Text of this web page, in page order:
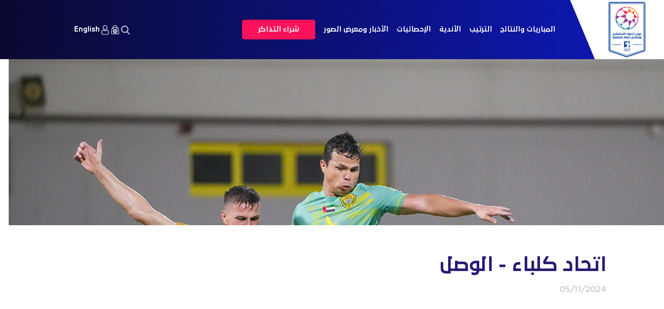
المباريات والنتائج الترتيب الأندية الإحصائيات الأخبار ومعرض الصور شراء التذاكر English
اتحاد كلباء - الوصل
05/11/2024